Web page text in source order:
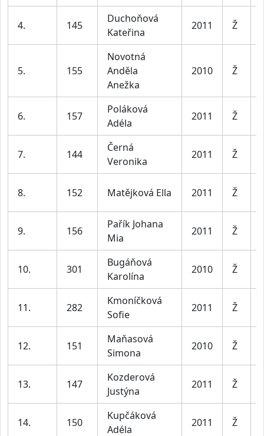
4. 145
Duchoňová
Kateřina
2011 Ž
5. 155
Novotná
Anděla
Anežka
2010 Ž
6. 157
Poláková
Adéla
2011 Ž
7. 144
Černá
Veronika
2011 Ž
8. 152 Matějková Ella 2011 Ž
9. 156
Pařík Johana
Mia
2011 Ž
10. 301
Bugáňová
Karolína
2010 Ž
11. 282
Kmoníčková
Sofie
2011 Ž
12. 151
Maňasová
Simona
2010 Ž
13. 147
Kozderová
Justýna
2011 Ž
14. 150
Kupčáková
Adéla
2011 Ž